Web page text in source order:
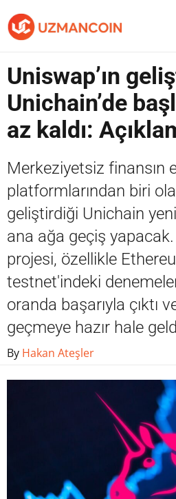
Soru Sor
Contact / İletişim
Uniswap’ın
Unichain’de
az kaldı:
Merkeziyetsiz finansın
platformlarından biri
geliştirdiği Unichain yeni
ana ağa geçiş
projesi, özellikle
testnet'indeki
oranda başarıyla çıktı
geçmeye hazır hale
By Hakan Ateşler